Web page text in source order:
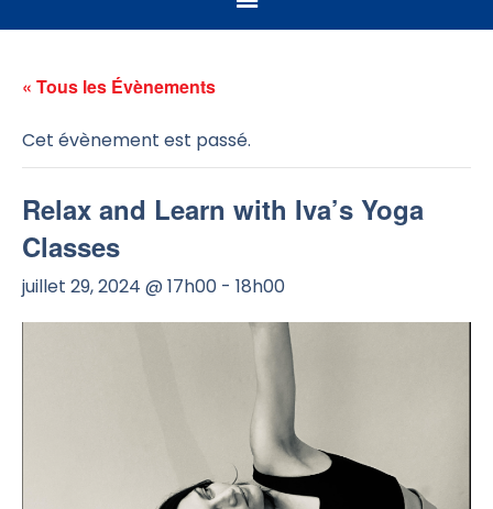
« Tous les Évènements
Cet évènement est passé.
Relax and Learn with Iva’s Yoga
Classes
juillet 29, 2024 @ 17h00 - 18h00